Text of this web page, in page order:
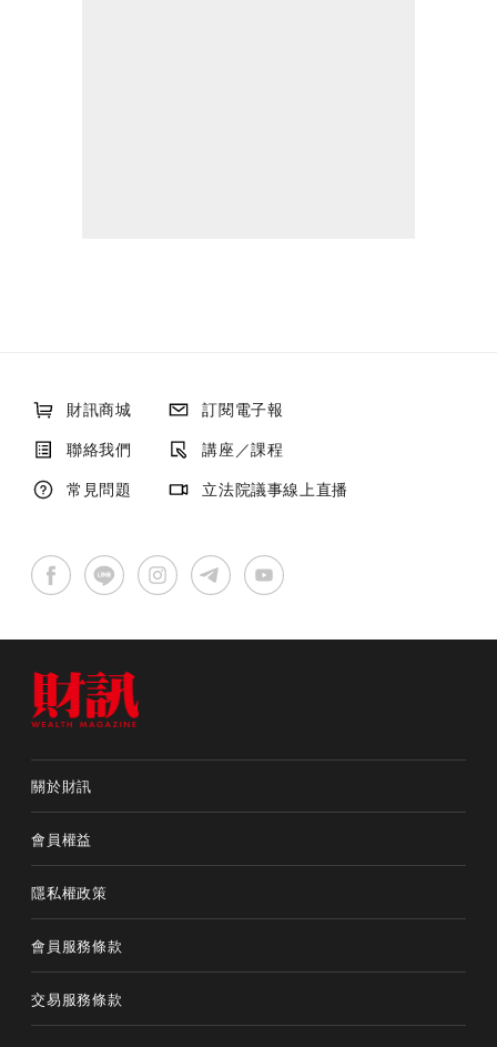
財訊商城
訂閱電子報
聯絡我們
講座／課程
常見問題
立法院議事線上直播
關於財訊
會員權益
隱私權政策
會員服務條款
交易服務條款